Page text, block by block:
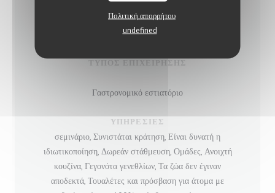
Πολιτική απορρήτου
undefined
ΚΟΥΖΊΝΑ
terroir, Σπιτικό, νωπού προϊόντος
ΤΎΠΟΣ ΕΠΙΧΕΊΡΗΣΗΣ
Γαστρονομικό εστιατόριο
ΥΠΗΡΕΣΊΕΣ
σεμινάριο, Συνιστάται κράτηση, Είναι δυνατή η
ιδιωτικοποίηση, Δωρεάν στάθμευση, Ομάδες, Ανοιχτή
κουζίνα, Γεγονότα γενεθλίων, Τα ζώα δεν έγιναν
αποδεκτά, Τουαλέτες και πρόσβαση για άτομα με